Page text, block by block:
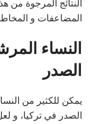
النتائج المرجوة من
المضاعفات و
النساء
الصدر
يمكن للكثير من
الصدر في تركيا، و